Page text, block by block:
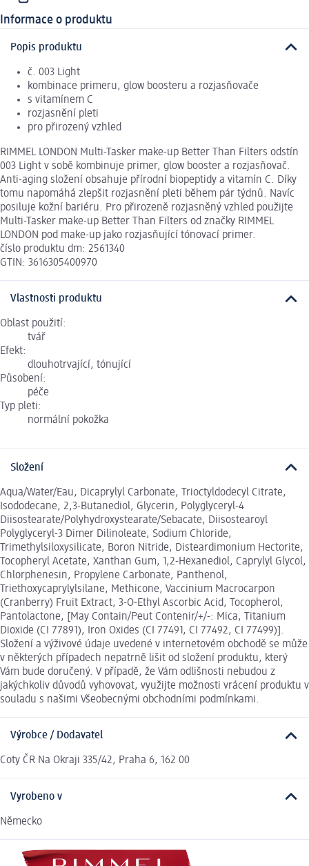
Informace o produktu
Popis produktu
č. 003 Light
kombinace primeru, glow boosteru a rozjasňovače
s vitamínem C
rozjasnění pleti
pro přirozený vzhled
RIMMEL LONDON Multi-Tasker make-up Better Than Filters odstín
003 Light v sobě kombinuje primer, glow booster a rozjasňovač.
Anti-aging složení obsahuje přírodní biopeptidy a vitamín C. Díky
tomu napomáhá zlepšit rozjasnění pleti během pár týdnů. Navíc
posiluje kožní bariéru. Pro přirozeně rozjasněný vzhled použijte
Multi-Tasker make-up Better Than Filters od značky RIMMEL
LONDON pod make-up jako rozjasňující tónovací primer.
číslo produktu dm: 2561340
GTIN: 3616305400970
Vlastnosti produktu
Oblast použití:
tvář
Efekt:
dlouhotrvající, tónující
Působení:
péče
Typ pleti:
normální pokožka
Složení
Aqua/Water/Eau, Dicaprylyl Carbonate, Trioctyldodecyl Citrate,
Isododecane, 2,3-Butanediol, Glycerin, Polyglyceryl-4
Diisostearate/Polyhydroxystearate/Sebacate, Diisostearoyl
Polyglyceryl-3 Dimer Dilinoleate, Sodium Chloride,
Trimethylsiloxysilicate, Boron Nitride, Disteardimonium Hectorite,
Tocopheryl Acetate, Xanthan Gum, 1,2-Hexanediol, Caprylyl Glycol,
Chlorphenesin, Propylene Carbonate, Panthenol,
Triethoxycaprylylsilane, Methicone, Vaccinium Macrocarpon
(Cranberry) Fruit Extract, 3-O-Ethyl Ascorbic Acid, Tocopherol,
Pantolactone, [May Contain/Peut Contenir/+/-: Mica, Titanium
Dioxide (CI 77891), Iron Oxides (CI 77491, CI 77492, CI 77499)].
Složení a výživové údaje uvedené v internetovém obchodě se může
v některých případech nepatrně lišit od složení produktu, který
Vám bude doručený. V případě, že Vám odlišnosti nebudou z
jakýchkoliv důvodů vyhovovat, využijte možnosti vrácení produktu v
souladu s našimi Všeobecnými obchodními podmínkami.
Výrobce / Dodavatel
Coty ČR Na Okraji 335/42, Praha 6, 162 00
Vyrobeno v
Německo